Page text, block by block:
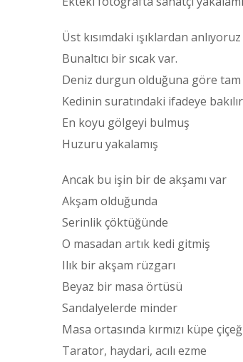
Üst kısımdaki ışıklardan anlıyoruz
Bunaltıcı bir sıcak var.
Deniz durgun olduğuna göre
Kedinin suratındaki ifadeye
En koyu gölgeyi bulmuş
Huzuru yakalamış
Ancak bu işin bir de akşamı var
Akşam olduğunda
Serinlik çöktüğünde
O masadan artık kedi gitmiş
Ilık bir akşam rüzgarı
Beyaz bir masa örtüsü
Sandalyelerde minder
Masa ortasında kırmızı küpe
Tarator, haydari, acılı ezme